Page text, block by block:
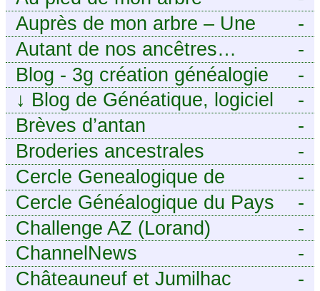
-
Auprès de mon arbre – Une
histoire de racines
-
Autant de nos ancêtres…
-
Blog - 3g création généalogie
-
↓ Blog de Généatique, logiciel
de généalogie
-
Brèves d’antan
-
Broderies ancestrales
-
Cercle Genealogique de
l’Aveyron
-
Cercle Généalogique du Pays
de Caux - Seine-Maritime
-
Challenge AZ (Lorand)
-
ChannelNews
-
Châteauneuf et Jumilhac